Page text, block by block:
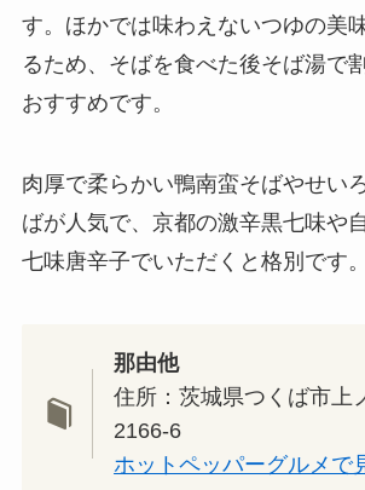
す。ほかでは味わえないつゆの美
るため、そばを食べた後そば湯で
おすすめです。
肉厚で柔らかい鴨南蛮そばやせい
ばが人気で、京都の激辛黒七味や
七味唐辛子でいただくと格別です。
那由他
住所：茨城県つくば市上
2166-6
ホットペッパーグルメで